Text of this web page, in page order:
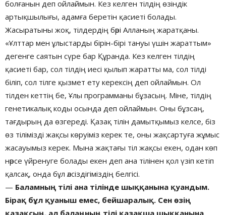
болғанын деп ойлаймын. Кез келген тілдің өзіндік
артықшылығы, адамға беретін қасиеті болады.
Жасыратыны жоқ, тілдердің бәрі Алланың жаратқаны.
«Ұлттар мен ұлыстарды бірін-бірі тануы үшін жараттым»
дегенге саятын сүре бар Құранда. Кез келген тілдің
қасиеті бар, сол тілдің иесі қылып жаратты ма, сол тілді
біліп, сол тілге қызмет ету керексің деп ойлаймын. Ол
тілден кеттің бе, Ұлы программаны бұзасың. Міне, тілдің
генетикалық коды осында деп ойлаймын. Оны бұзсаң,
тағдырың да өзгереді. Қазақ тілін дамытқымыз келсе, біз
өз тілімізді жақсы көруіміз керек те, оны жақсартуға жұмыс
жасауымыз керек. Мына жақтағы тіл жақсы екен, одан көп
нәрсе үйренуге болады екен деп ана тілінен қол үзіп кетіп
қалсақ, онда бұл әлсіздігіміздің белгісі.
— Баламның тілі ана тілінде шыққанына қуандым.
Бірақ бұл қуаныш емес, бейшаралық. Сен өзің